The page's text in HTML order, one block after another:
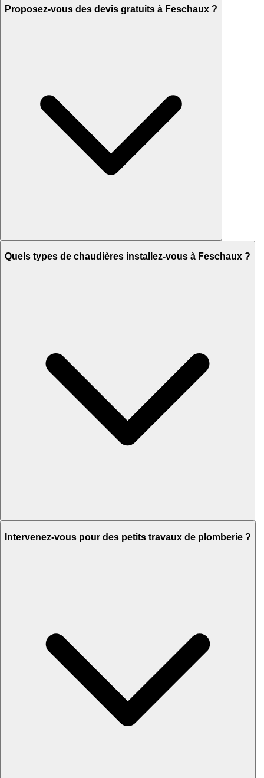
Proposez-vous des devis gratuits à Feschaux ?
Quels types de chaudières installez-vous à Feschaux ?
Intervenez-vous pour des petits travaux de plomberie ?